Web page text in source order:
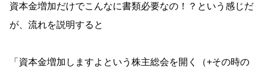
資本金増加だけでこんなに書類必要なの！？という感じだ
が、流れを説明すると
「資本金増加しますよという株主総会を開く（+その時の